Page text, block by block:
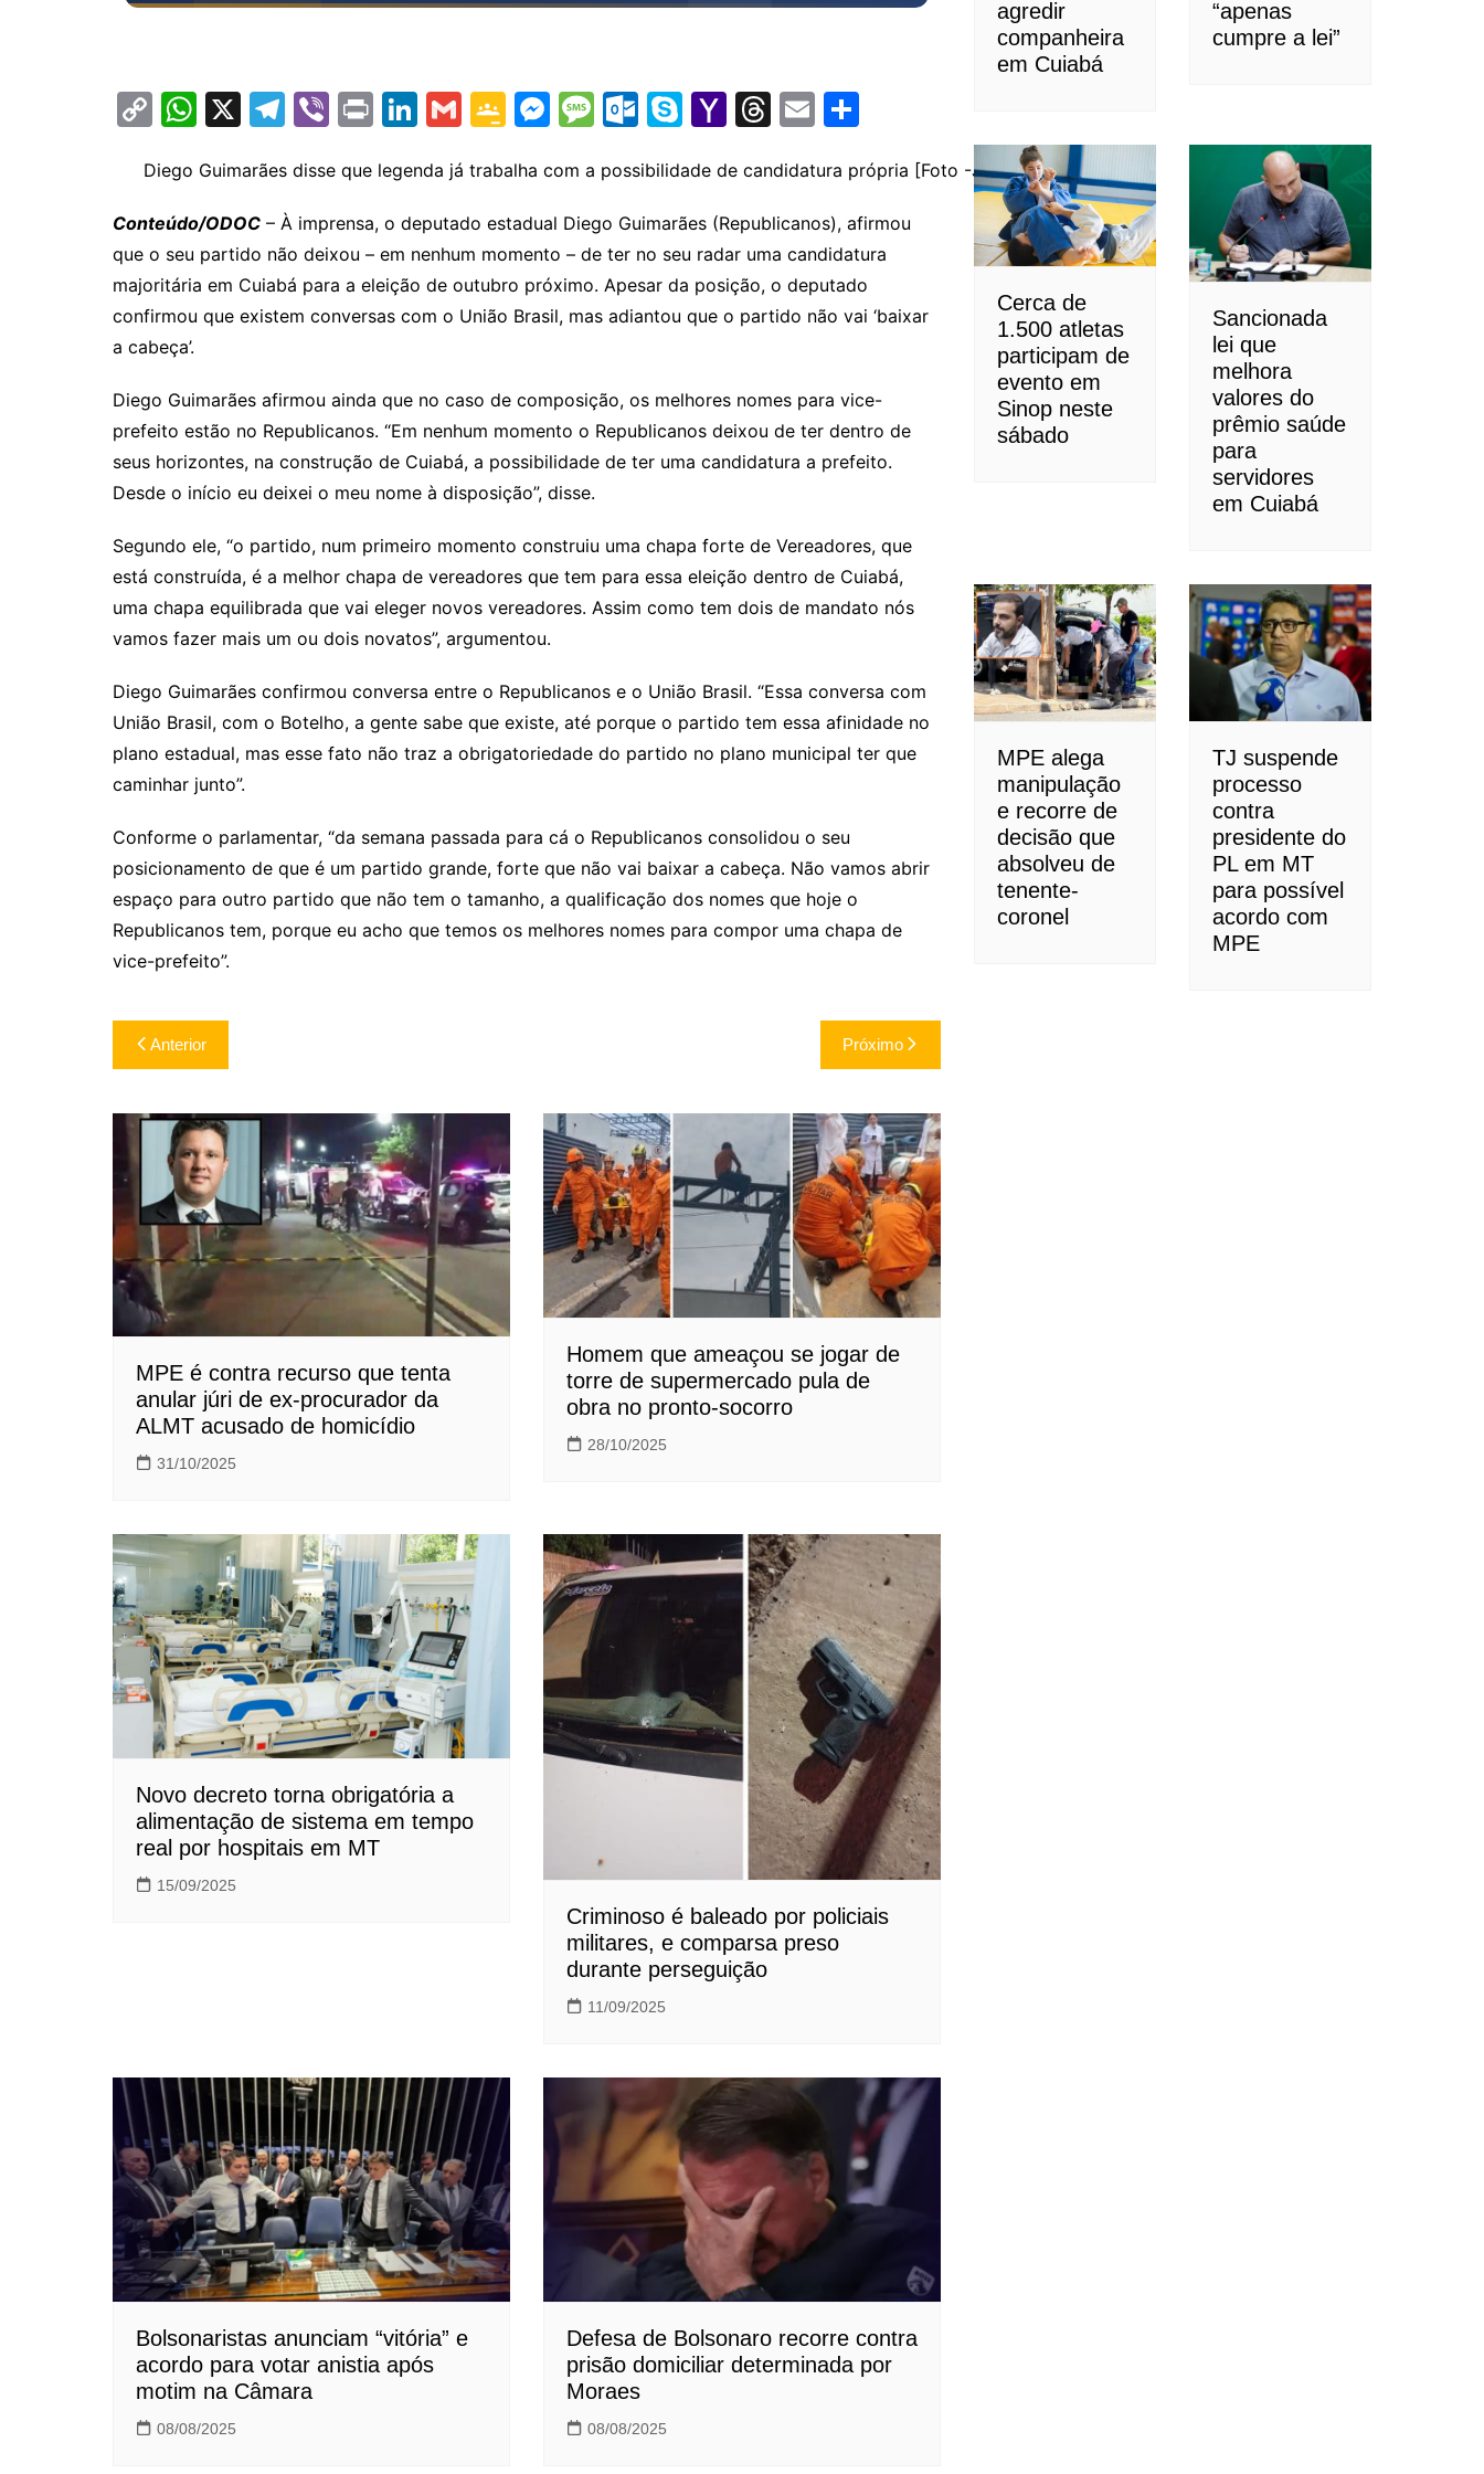
C
p
y
Li
n
k
W
at
s
A
p
p
X
T
e
gr
a
m
Vi
er
Pr
t
Li
k
e
dI
n
G
ai
l
G
o
gl
e
Cl
a
sr
o
o
m
M
s
s
e
n
g
M
s
s
a
g
e
O
lo
o
k.
c
o
S
y
p
e
Y
h
o
o
M
ai
T
e
a
d
s
E
ai
l
ar
e
Diego Guimarães disse que legenda já trabalha com a possibilidade de candidatura própria [Foto -JL Siqueira]
Conteúdo/ODOC – À imprensa, o deputado estadual Diego Guimarães (Republicanos), afirmou
que o seu partido não deixou – em nenhum momento – de ter no seu radar uma candidatura
majoritária em Cuiabá para a eleição de outubro próximo. Apesar da posição, o deputado
confirmou que existem conversas com o União Brasil, mas adiantou que o partido não vai ‘baixar
a cabeça’.
Diego Guimarães afirmou ainda que no caso de composição, os melhores nomes para vice-
prefeito estão no Republicanos. “Em nenhum momento o Republicanos deixou de ter dentro de
seus horizontes, na construção de Cuiabá, a possibilidade de ter uma candidatura a prefeito.
Desde o início eu deixei o meu nome à disposição”, disse.
Segundo ele, “o partido, num primeiro momento construiu uma chapa forte de Vereadores, que
está construída, é a melhor chapa de vereadores que tem para essa eleição dentro de Cuiabá,
uma chapa equilibrada que vai eleger novos vereadores. Assim como tem dois de mandato nós
vamos fazer mais um ou dois novatos”, argumentou.
Diego Guimarães confirmou conversa entre o Republicanos e o União Brasil. “Essa conversa com
União Brasil, com o Botelho, a gente sabe que existe, até porque o partido tem essa afinidade no
plano estadual, mas esse fato não traz a obrigatoriedade do partido no plano municipal ter que
caminhar junto”.
Conforme o parlamentar, “da semana passada para cá o Republicanos consolidou o seu
posicionamento de que é um partido grande, forte que não vai baixar a cabeça. Não vamos abrir
espaço para outro partido que não tem o tamanho, a qualificação dos nomes que hoje o
Republicanos tem, porque eu acho que temos os melhores nomes para compor uma chapa de
vice-prefeito”.
Navegação
de
Post
Anterior Próximo
MPE é contra recurso que tenta
anular júri de ex-procurador da
ALMT acusado de homicídio
31/10/2025
Homem que ameaçou se jogar de
torre de supermercado pula de
obra no pronto-socorro
28/10/2025
Novo decreto torna obrigatória a
alimentação de sistema em tempo
real por hospitais em MT
15/09/2025
Criminoso é baleado por policiais
militares, e comparsa preso
durante perseguição
11/09/2025
Bolsonaristas anunciam “vitória” e
acordo para votar anistia após
motim na Câmara
08/08/2025
Defesa de Bolsonaro recorre contra
prisão domiciliar determinada por
Moraes
08/08/2025
agredir
companheira
em Cuiabá
“apenas
cumpre a lei”
Cerca de
1.500 atletas
participam de
evento em
Sinop neste
sábado
Sancionada
lei que
melhora
valores do
prêmio saúde
para
servidores
em Cuiabá
MPE alega
manipulação
e recorre de
decisão que
absolveu de
tenente-
coronel
TJ suspende
processo
contra
presidente do
PL em MT
para possível
acordo com
MPE